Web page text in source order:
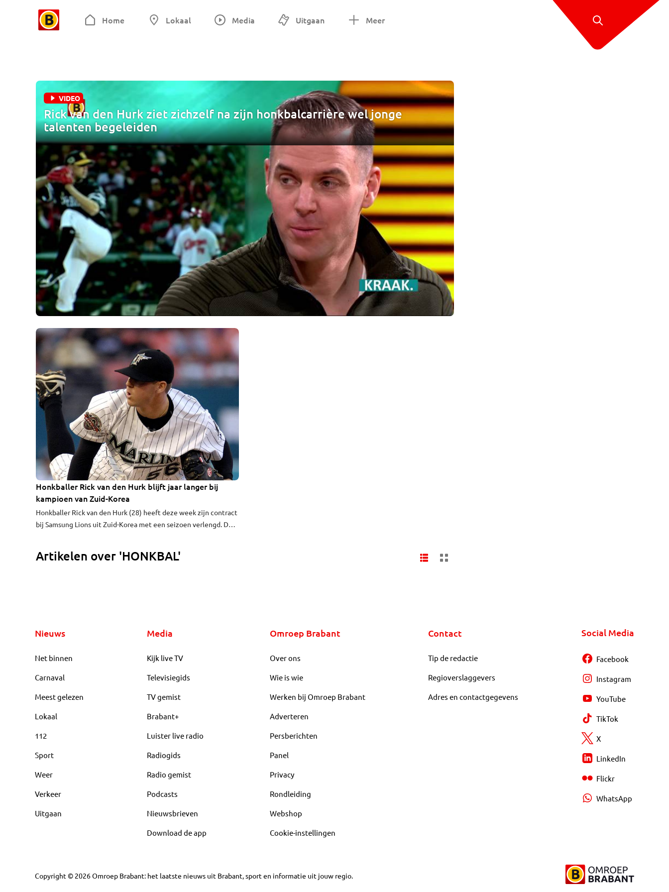
Home Lokaal Media Uitgaan Meer
VIDEO
Rick van den Hurk ziet zichzelf na zijn honkbalcarrière wel jonge
talenten begeleiden
Honkballer Rick van den Hurk blijft jaar langer bij
kampioen van Zuid-Korea
Honkballer Rick van den Hurk (28) heeft deze week zijn contract
bij Samsung Lions uit Zuid-Korea met een seizoen verlengd. De
Artikelen over 'HONKBAL'
Nieuws
Net binnen
Carnaval
Meest gelezen
Lokaal
112
Sport
Weer
Verkeer
Uitgaan
Media
Kijk live TV
Televisiegids
TV gemist
Brabant+
Luister live radio
Radiogids
Radio gemist
Podcasts
Nieuwsbrieven
Download de app
Omroep Brabant
Over ons
Wie is wie
Werken bij Omroep Brabant
Adverteren
Persberichten
Panel
Privacy
Rondleiding
Webshop
Cookie-instellingen
Contact
Tip de redactie
Regioverslaggevers
Adres en contactgegevens
Social Media
Facebook
Instagram
YouTube
TikTok
X
LinkedIn
Flickr
WhatsApp
Copyright © 2026Omroep Brabant: het laatste nieuws uit Brabant, sport en informatie uit jouw regio.